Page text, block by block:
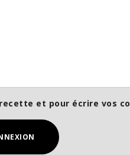
et pour écrire vos